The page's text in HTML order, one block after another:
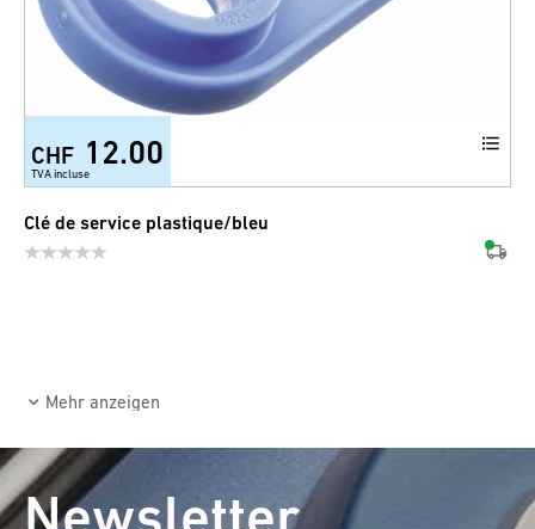
CHF 12.00
TVA incluse
Clé de service plastique/bleu
Mehr anzeigen